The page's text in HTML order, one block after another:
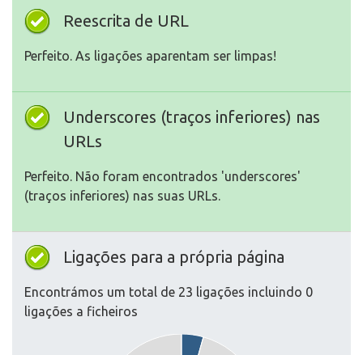
Reescrita de URL
Perfeito. As ligações aparentam ser limpas!
Underscores (traços inferiores) nas
URLs
Perfeito. Não foram encontrados 'underscores'
(traços inferiores) nas suas URLs.
Ligações para a própria página
Encontrámos um total de 23 ligações incluindo 0
ligações a ficheiros